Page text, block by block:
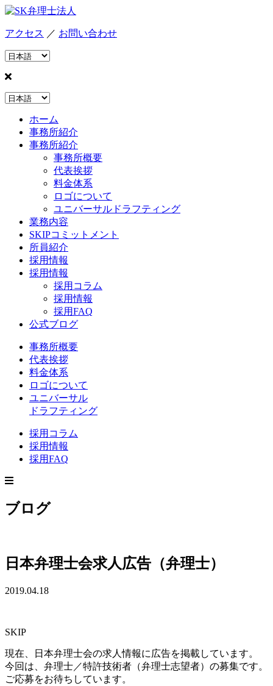
アクセス ／ お問い合わせ
ホーム
事務所紹介
事務所紹介
事務所概要
代表挨拶
料金体系
ロゴについて
ユニバーサルドラフティング
業務内容
SKIPコミットメント
所員紹介
採用情報
採用情報
採用コラム
採用情報
採用FAQ
公式ブログ
事務所概要
代表挨拶
料金体系
ロゴについて
ユニバーサル
ドラフティング
採用コラム
採用情報
採用FAQ
ブログ
日本弁理士会求人広告（弁理士）
2019.04.18
SKIP
現在、日本弁理士会の求人情報に広告を掲載しています。
今回は、弁理士／特許技術者（弁理士志望者）の募集です。
ご応募をお待ちしています。